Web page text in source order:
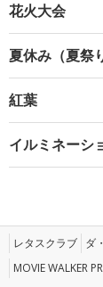
花火大会
夏休み（夏祭
紅葉
イルミネーシ
レタスクラブ ダ
MOVIE WALKER